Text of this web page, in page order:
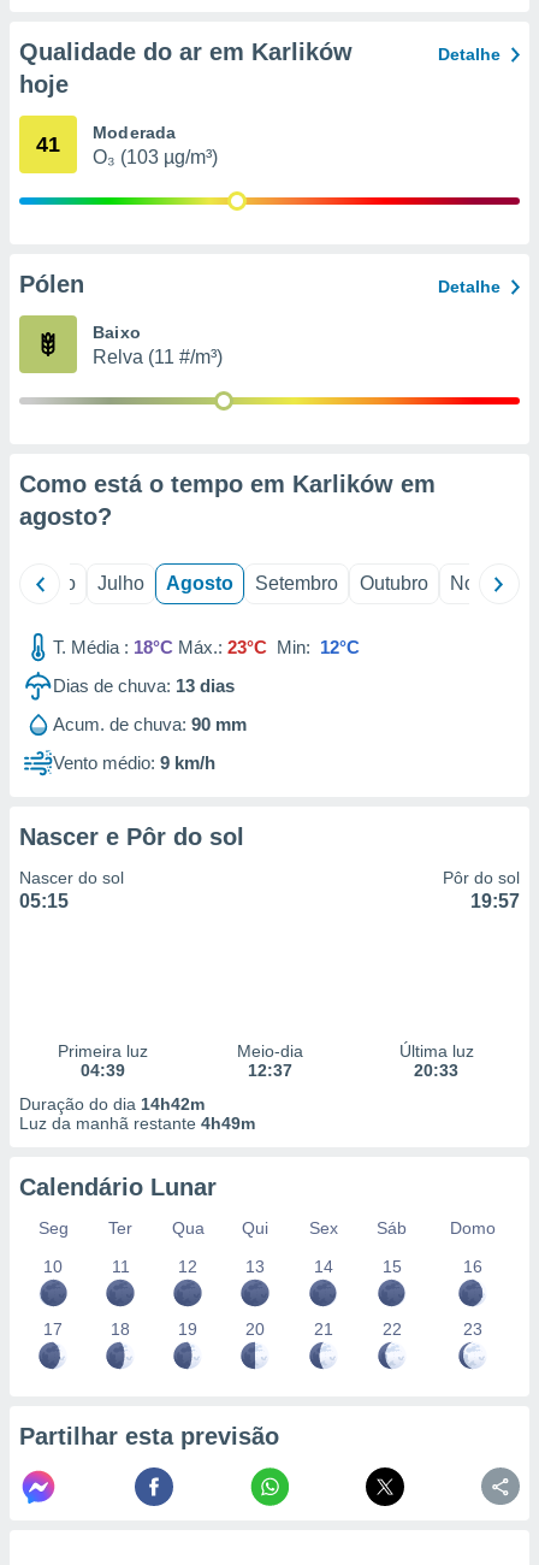
de
1199
Qualidade do ar em Karlików
hoje
Detalhe
41 Moderada
O₃ (103 µg/m³)
Pólen Detalhe
Baixo
Relva (11 #/m³)
Como está o tempo em Karlików em
agosto?
Junho Julho Agosto Setembro Outubro Novembro
T. Média : 18°C Máx.: 23°C Min: 12°C
Dias de chuva: 13 dias
Acum. de chuva: 90 mm
Vento médio: 9 km/h
Nascer e Pôr do sol
Nascer do sol
05:15
Pôr do sol
19:57
Primeira luz
04:39
Meio-dia
12:37
Última luz
20:33
Duração do dia 14h42m
Luz da manhã restante 4h49m
Calendário Lunar
Seg Ter Qua Qui Sex Sáb
Domo
10
11 12 13 14 15 16
17 18 19 20 21 22 23
Partilhar esta previsão